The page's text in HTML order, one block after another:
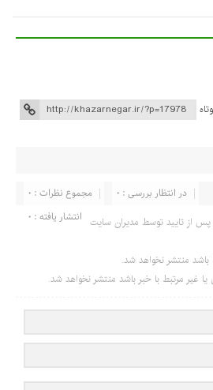
مجموع نظرات : 0
در انتظار بررسی : 0
انتشار یافته : 0 از تایید توسط مدیران سایت
باشد منتشر نخواهد شد.
یا غیر مرتبط با خبر باشد منتشر نخواهد شد.